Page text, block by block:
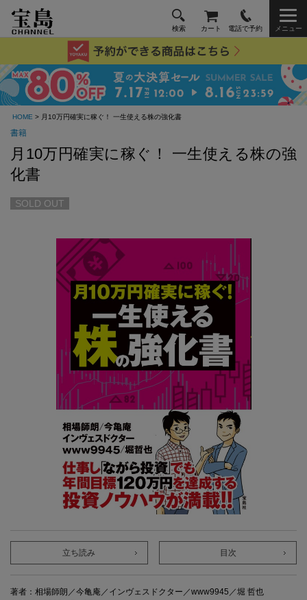
検索 カート 電話で予約 メニュー
HOME > 月10万円確実に稼ぐ！ 一生使える株の強化書
書籍
月10万円確実に稼ぐ！ 一生使える株の強
化書
SOLD OUT
立ち読み 目次
著者：相場師朗／今亀庵／インヴェスドクター／www9945／堀 哲也